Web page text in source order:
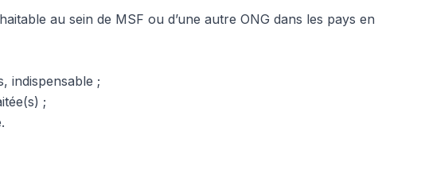
au sein de MSF ou d’une autre ONG dans les pays en
indispensable ;
;